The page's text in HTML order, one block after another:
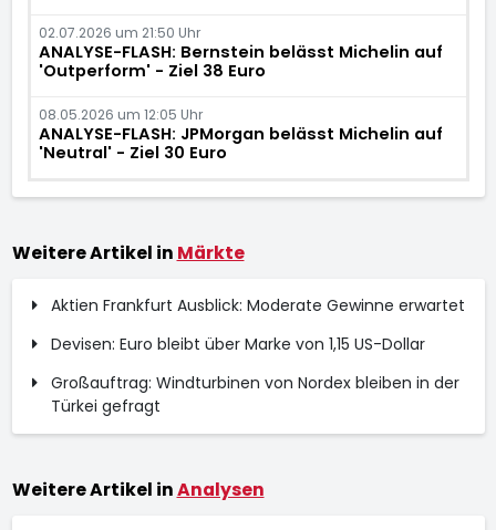
02.07.2026 um 21:50 Uhr
ANALYSE-FLASH: Bernstein belässt Michelin auf
'Outperform' - Ziel 38 Euro
08.05.2026 um 12:05 Uhr
ANALYSE-FLASH: JPMorgan belässt Michelin auf
'Neutral' - Ziel 30 Euro
Weitere Artikel in Märkte
Aktien Frankfurt Ausblick: Moderate Gewinne erwartet
Devisen: Euro bleibt über Marke von 1,15 US-Dollar
Großauftrag: Windturbinen von Nordex bleiben in der
Türkei gefragt
Weitere Artikel inAnalysen